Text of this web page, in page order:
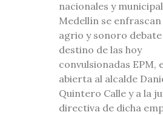
nacionales y
Medellín se enfrascan
agrio y sonoro
destino de las hoy
convulsionadas EPM,
abierta al alcalde
Quintero Calle y a la
directiva de dicha